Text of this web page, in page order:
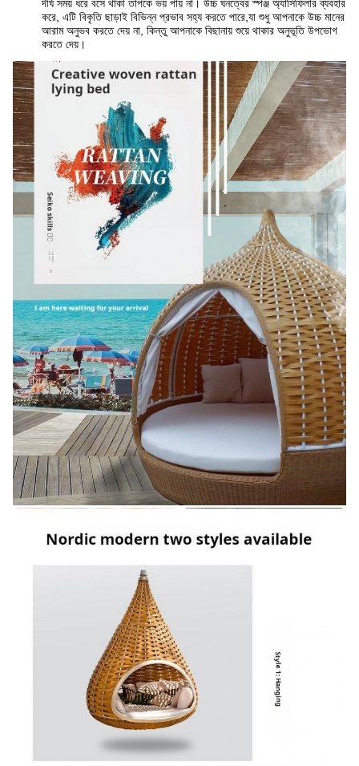
দীর্ঘ সময় ধরে বসে থাকা তাপকে ভয় পায় না। উচ্চ ঘনত্বের স্পঞ্জ অ্যাসিফিলার ব্যবহার
করে, এটি বিকৃতি ছাড়াই বিভিন্ন প্রভাব সহ্য করতে পারে,যা শুধু আপনাকে উচ্চ মানের
আরাম অনুভব করতে দেয় না, কিন্তু আপনাকে বিছানায় শুয়ে থাকার অনুভূতি উপভোগ
করতে দেয়।